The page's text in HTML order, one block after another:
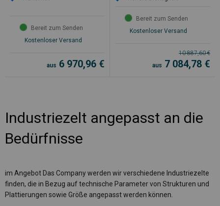
Bereit zum Senden
Kostenloser Versand
aus 6 970,96 €
Bereit zum Senden
Kostenloser Versand
10 887,60€
aus 7 084,78 €
Industriezelt angepasst an die
Bedürfnisse
im Angebot Das Company werden wir verschiedene Industriezelte
finden, die in Bezug auf technische Parameter von Strukturen und
Plattierungen sowie Größe angepasst werden können.